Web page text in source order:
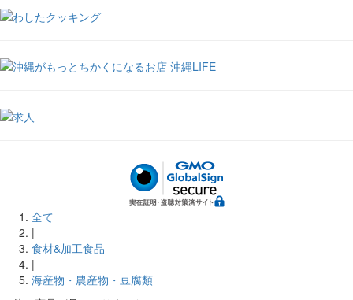
全て
|
食材&加工食品
|
海産物・農産物・豆腐類